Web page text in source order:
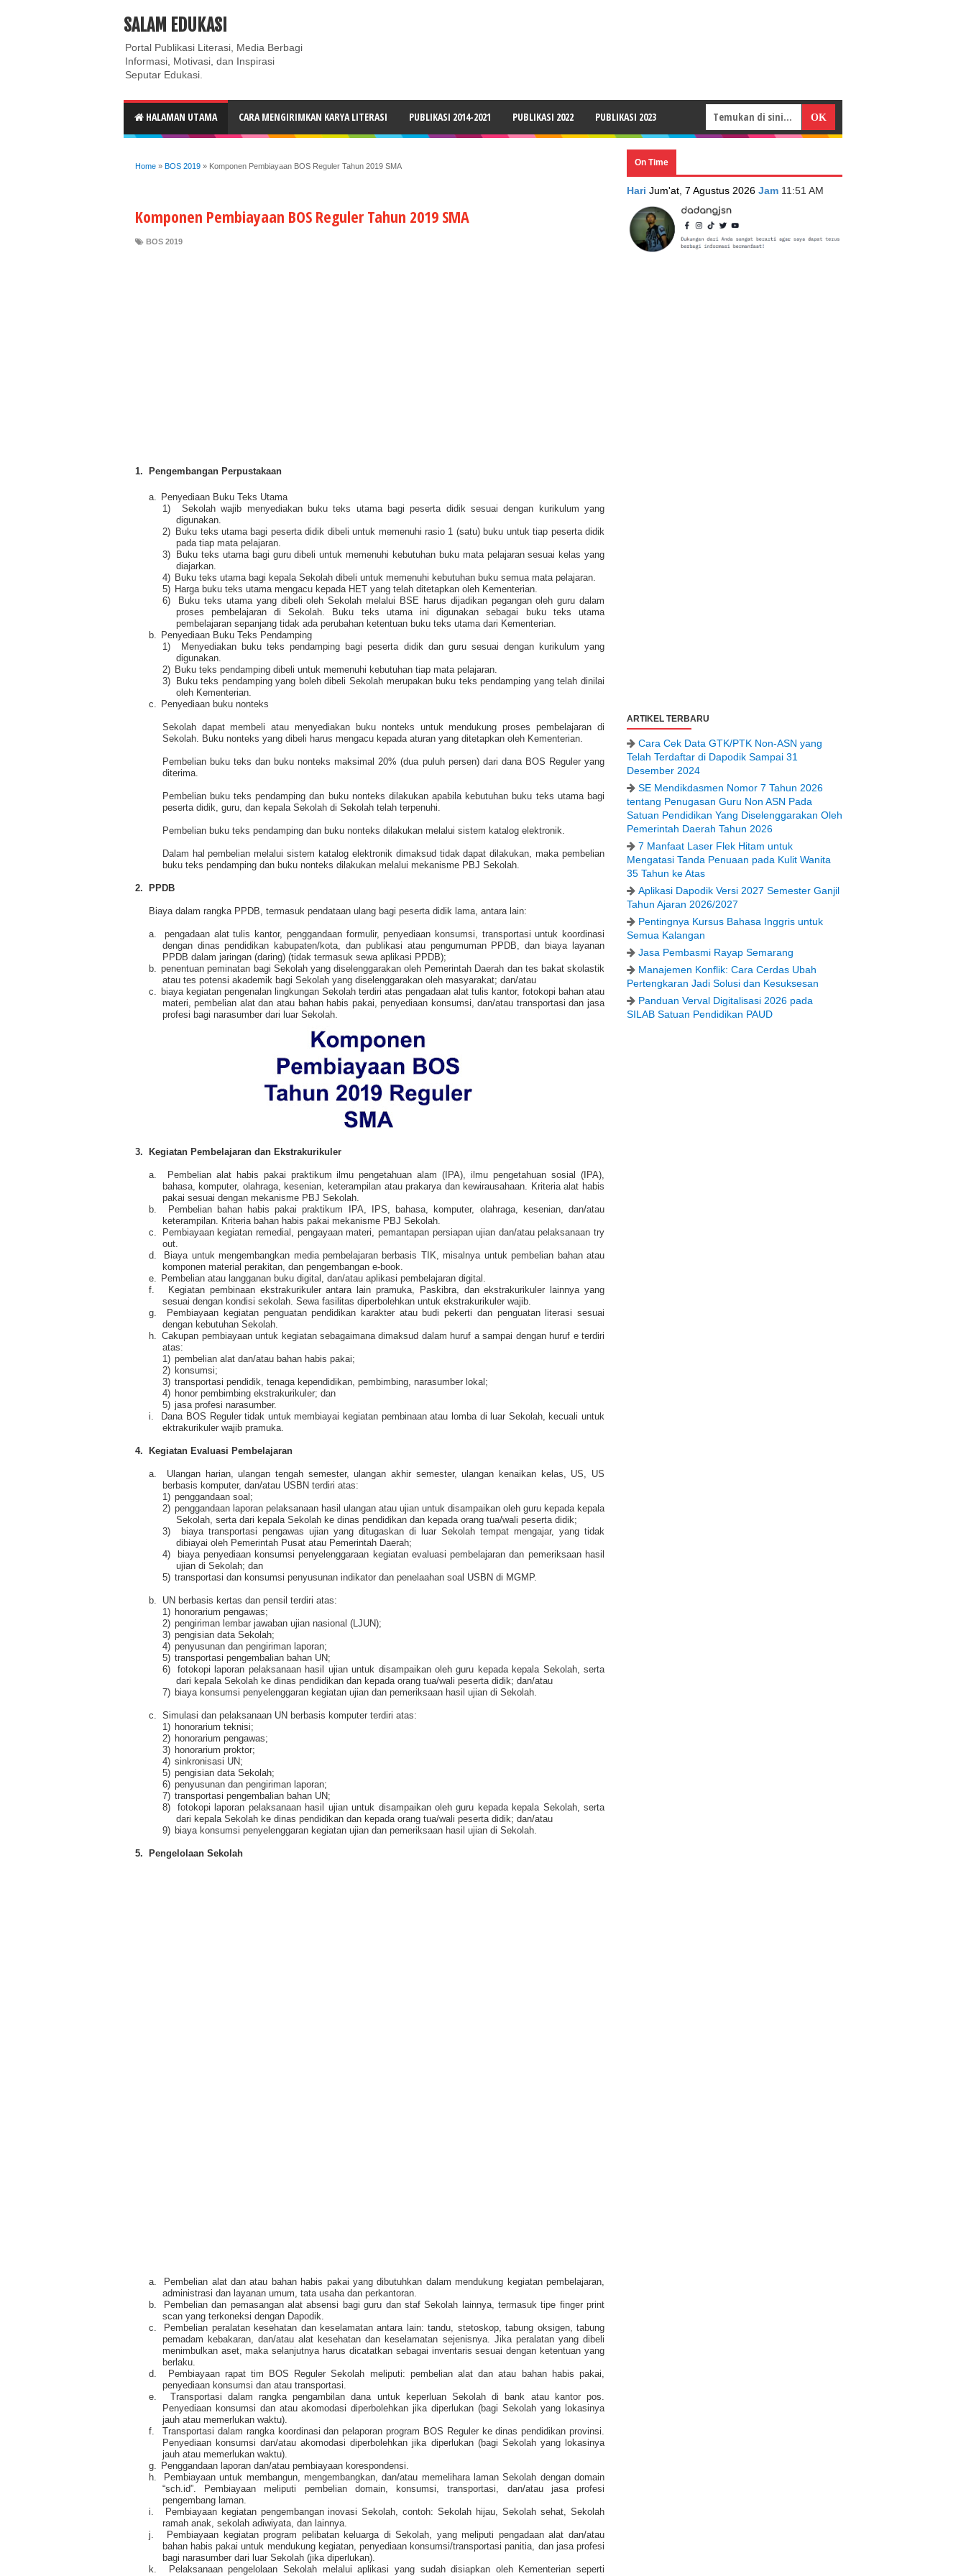
ABOUT CONTACT US
SALAM EDUKASI
Portal Publikasi Literasi, Media Berbagi
Informasi, Motivasi, dan Inspirasi
Seputar Edukasi.
HALAMAN UTAMA CARA MENGIRIMKAN KARYA LITERASI PUBLIKASI 2014-2021 PUBLIKASI 2022 PUBLIKASI 2023
Home » BOS 2019 » Komponen Pembiayaan BOS Reguler Tahun 2019 SMA
Komponen Pembiayaan BOS Reguler Tahun 2019 SMA
BOS 2019
1. Pengembangan Perpustakaan
a. Penyediaan Buku Teks Utama
1)
Sekolah wajib menyediakan buku teks utama bagi peserta didik sesuai dengan kurikulum yang
digunakan.
2)
Buku teks utama bagi peserta didik dibeli untuk memenuhi rasio 1 (satu) buku untuk tiap peserta didik
pada tiap mata pelajaran.
3)
Buku teks utama bagi guru dibeli untuk memenuhi kebutuhan buku mata pelajaran sesuai kelas yang
diajarkan.
4) Buku teks utama bagi kepala Sekolah dibeli untuk memenuhi kebutuhan buku semua mata pelajaran.
5) Harga buku teks utama mengacu kepada HET yang telah ditetapkan oleh Kementerian.
6)
Buku teks utama yang dibeli oleh Sekolah melalui BSE harus dijadikan pegangan oleh guru dalam
proses pembelajaran di Sekolah. Buku teks utama ini digunakan sebagai buku teks utama
pembelajaran sepanjang tidak ada perubahan ketentuan buku teks utama dari Kementerian.
b. Penyediaan Buku Teks Pendamping
1)
Menyediakan buku teks pendamping bagi peserta didik dan guru sesuai dengan kurikulum yang
digunakan.
2) Buku teks pendamping dibeli untuk memenuhi kebutuhan tiap mata pelajaran.
3)
Buku teks pendamping yang boleh dibeli Sekolah merupakan buku teks pendamping yang telah dinilai
oleh Kementerian.
c. Penyediaan buku nonteks
Sekolah dapat membeli atau menyediakan buku nonteks untuk mendukung proses pembelajaran di
Sekolah. Buku nonteks yang dibeli harus mengacu kepada aturan yang ditetapkan oleh Kementerian.
Pembelian buku teks dan buku nonteks maksimal 20% (dua puluh persen) dari dana BOS Reguler yang
diterima.
Pembelian buku teks pendamping dan buku nonteks dilakukan apabila kebutuhan buku teks utama bagi
peserta didik, guru, dan kepala Sekolah di Sekolah telah terpenuhi.
Pembelian buku teks pendamping dan buku nonteks dilakukan melalui sistem katalog elektronik.
Dalam hal pembelian melalui sistem katalog elektronik dimaksud tidak dapat dilakukan, maka pembelian
buku teks pendamping dan buku nonteks dilakukan melalui mekanisme PBJ Sekolah.
2. PPDB
Biaya dalam rangka PPDB, termasuk pendataan ulang bagi peserta didik lama, antara lain:
a.
pengadaan alat tulis kantor, penggandaan formulir, penyediaan konsumsi, transportasi untuk koordinasi
dengan dinas pendidikan kabupaten/kota, dan publikasi atau pengumuman PPDB, dan biaya layanan
PPDB dalam jaringan (daring) (tidak termasuk sewa aplikasi PPDB);
b. penentuan peminatan bagi Sekolah yang diselenggarakan oleh Pemerintah Daerah dan tes bakat skolastik
atau tes potensi akademik bagi Sekolah yang diselenggarakan oleh masyarakat; dan/atau
c. biaya kegiatan pengenalan lingkungan Sekolah terdiri atas pengadaan alat tulis kantor, fotokopi bahan atau
materi, pembelian alat dan atau bahan habis pakai, penyediaan konsumsi, dan/atau transportasi dan jasa
profesi bagi narasumber dari luar Sekolah.
3. Kegiatan Pembelajaran dan Ekstrakurikuler
a.
Pembelian alat habis pakai praktikum ilmu pengetahuan alam (IPA), ilmu pengetahuan sosial (IPA),
bahasa, komputer, olahraga, kesenian, keterampilan atau prakarya dan kewirausahaan. Kriteria alat habis
pakai sesuai dengan mekanisme PBJ Sekolah.
b.
Pembelian bahan habis pakai praktikum IPA, IPS, bahasa, komputer, olahraga, kesenian, dan/atau
keterampilan. Kriteria bahan habis pakai mekanisme PBJ Sekolah.
c.
Pembiayaan kegiatan remedial, pengayaan materi, pemantapan persiapan ujian dan/atau pelaksanaan try
out.
d.
Biaya untuk mengembangkan media pembelajaran berbasis TIK, misalnya untuk pembelian bahan atau
komponen material perakitan, dan pengembangan e-book.
e. Pembelian atau langganan buku digital, dan/atau aplikasi pembelajaran digital.
f.
Kegiatan pembinaan ekstrakurikuler antara lain pramuka, Paskibra, dan ekstrakurikuler lainnya yang
sesuai dengan kondisi sekolah. Sewa fasilitas diperbolehkan untuk ekstrakurikuler wajib.
g.
Pembiayaan kegiatan penguatan pendidikan karakter atau budi pekerti dan penguatan literasi sesuai
dengan kebutuhan Sekolah.
h. Cakupan pembiayaan untuk kegiatan sebagaimana dimaksud dalam huruf a sampai dengan huruf e terdiri
atas:
1) pembelian alat dan/atau bahan habis pakai;
2) konsumsi;
3) transportasi pendidik, tenaga kependidikan, pembimbing, narasumber lokal;
4) honor pembimbing ekstrakurikuler; dan
5) jasa profesi narasumber.
i.
Dana BOS Reguler tidak untuk membiayai kegiatan pembinaan atau lomba di luar Sekolah, kecuali untuk
ektrakurikuler wajib pramuka.
4. Kegiatan Evaluasi Pembelajaran
a.
Ulangan harian, ulangan tengah semester, ulangan akhir semester, ulangan kenaikan kelas, US, US
berbasis komputer, dan/atau USBN terdiri atas:
1) penggandaan soal;
2) penggandaan laporan pelaksanaan hasil ulangan atau ujian untuk disampaikan oleh guru kepada kepala
Sekolah, serta dari kepala Sekolah ke dinas pendidikan dan kepada orang tua/wali peserta didik;
3)
biaya transportasi pengawas ujian yang ditugaskan di luar Sekolah tempat mengajar, yang tidak
dibiayai oleh Pemerintah Pusat atau Pemerintah Daerah;
4)
biaya penyediaan konsumsi penyelenggaraan kegiatan evaluasi pembelajaran dan pemeriksaan hasil
ujian di Sekolah; dan
5) transportasi dan konsumsi penyusunan indikator dan penelaahan soal USBN di MGMP.
b.
UN berbasis kertas dan pensil terdiri atas:
1) honorarium pengawas;
2) pengiriman lembar jawaban ujian nasional (LJUN);
3) pengisian data Sekolah;
4) penyusunan dan pengiriman laporan;
5) transportasi pengembalian bahan UN;
6)
fotokopi laporan pelaksanaan hasil ujian untuk disampaikan oleh guru kepada kepala Sekolah, serta
dari kepala Sekolah ke dinas pendidikan dan kepada orang tua/wali peserta didik; dan/atau
7) biaya konsumsi penyelenggaran kegiatan ujian dan pemeriksaan hasil ujian di Sekolah.
c. Simulasi dan pelaksanaan UN berbasis komputer terdiri atas:
1) honorarium teknisi;
2) honorarium pengawas;
3) honorarium proktor;
4) sinkronisasi UN;
5) pengisian data Sekolah;
6) penyusunan dan pengiriman laporan;
7) transportasi pengembalian bahan UN;
8)
fotokopi laporan pelaksanaan hasil ujian untuk disampaikan oleh guru kepada kepala Sekolah, serta
dari kepala Sekolah ke dinas pendidikan dan kepada orang tua/wali peserta didik; dan/atau
9) biaya konsumsi penyelenggaran kegiatan ujian dan pemeriksaan hasil ujian di Sekolah.
5. Pengelolaan Sekolah
a.
Pembelian alat dan atau bahan habis pakai yang dibutuhkan dalam mendukung kegiatan pembelajaran,
administrasi dan layanan umum, tata usaha dan perkantoran.
b.
Pembelian dan pemasangan alat absensi bagi guru dan staf Sekolah lainnya, termasuk tipe finger print
scan yang terkoneksi dengan Dapodik.
c.
Pembelian peralatan kesehatan dan keselamatan antara lain: tandu, stetoskop, tabung oksigen, tabung
pemadam kebakaran, dan/atau alat kesehatan dan keselamatan sejenisnya. Jika peralatan yang dibeli
menimbulkan aset, maka selanjutnya harus dicatatkan sebagai inventaris sesuai dengan ketentuan yang
berlaku.
d.
Pembiayaan rapat tim BOS Reguler Sekolah meliputi: pembelian alat dan atau bahan habis pakai,
penyediaan konsumsi dan atau transportasi.
e.
Transportasi dalam rangka pengambilan dana untuk keperluan Sekolah di bank atau kantor pos.
Penyediaan konsumsi dan atau akomodasi diperbolehkan jika diperlukan (bagi Sekolah yang lokasinya
jauh atau memerlukan waktu).
f.
Transportasi dalam rangka koordinasi dan pelaporan program BOS Reguler ke dinas pendidikan provinsi.
Penyediaan konsumsi dan/atau akomodasi diperbolehkan jika diperlukan (bagi Sekolah yang lokasinya
jauh atau memerlukan waktu).
g. Penggandaan laporan dan/atau pembiayaan korespondensi.
h.
Pembiayaan untuk membangun, mengembangkan, dan/atau memelihara laman Sekolah dengan domain
“sch.id”. Pembiayaan meliputi pembelian domain, konsumsi, transportasi, dan/atau jasa profesi
pengembang laman.
i.
Pembiayaan kegiatan pengembangan inovasi Sekolah, contoh: Sekolah hijau, Sekolah sehat, Sekolah
ramah anak, sekolah adiwiyata, dan lainnya.
j.
Pembiayaan kegiatan program pelibatan keluarga di Sekolah, yang meliputi pengadaan alat dan/atau
bahan habis pakai untuk mendukung kegiatan, penyediaan konsumsi/transportasi panitia, dan jasa profesi
bagi narasumber dari luar Sekolah (jika diperlukan).
k.
Pelaksanaan pengelolaan Sekolah melalui aplikasi yang sudah disiapkan oleh Kementerian seperti
On Time
Hari Jum'at, 7 Agustus 2026 Jam 11:51 AM
ARTIKEL TERBARU
Cara Cek Data GTK/PTK Non-ASN yang
Telah Terdaftar di Dapodik Sampai 31
Desember 2024
SE Mendikdasmen Nomor 7 Tahun 2026
tentang Penugasan Guru Non ASN Pada
Satuan Pendidikan Yang Diselenggarakan Oleh
Pemerintah Daerah Tahun 2026
7 Manfaat Laser Flek Hitam untuk
Mengatasi Tanda Penuaan pada Kulit Wanita
35 Tahun ke Atas
Aplikasi Dapodik Versi 2027 Semester Ganjil
Tahun Ajaran 2026/2027
Pentingnya Kursus Bahasa Inggris untuk
Semua Kalangan
Jasa Pembasmi Rayap Semarang
Manajemen Konflik: Cara Cerdas Ubah
Pertengkaran Jadi Solusi dan Kesuksesan
Panduan Verval Digitalisasi 2026 pada
SILAB Satuan Pendidikan PAUD